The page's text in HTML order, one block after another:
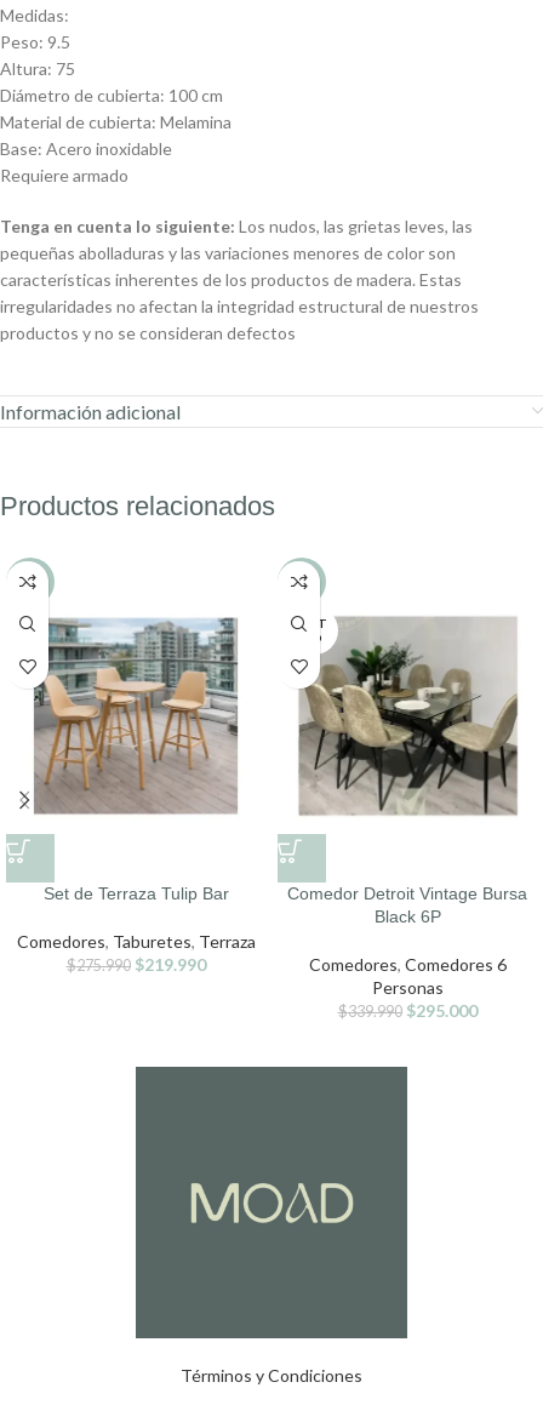
Medidas:
Peso: 9.5
Altura: 75
Diámetro de cubierta: 100 cm
Material de cubierta: Melamina
Base: Acero inoxidable
Requiere armado
Tenga en cuenta lo siguiente: Los nudos, las grietas leves, las
pequeñas abolladuras y las variaciones menores de color son
características inherentes de los productos de madera. Estas
irregularidades no afectan la integridad estructural de nuestros
productos y no se consideran defectos
Información adicional
Productos relacionados
-20%
Set de Terraza Tulip Bar
Comedores, Taburetes, Terraza
$275.990 $219.990
-13%
AGOT
ADO
Comedor Detroit Vintage Bursa
Black 6P
Comedores, Comedores 6
Personas
$339.990 $295.000
Términos y Condiciones